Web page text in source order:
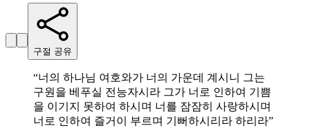
구절 공유
“너의 하나님 여호와가 너의 가운데 계시니 그는
구원을 베푸실 전능자시라 그가 너로 인하여 기쁨
을 이기지 못하여 하시며 너를 잠잠히 사랑하시며
너로 인하여 즐거이 부르며 기뻐하시리라 하리라”